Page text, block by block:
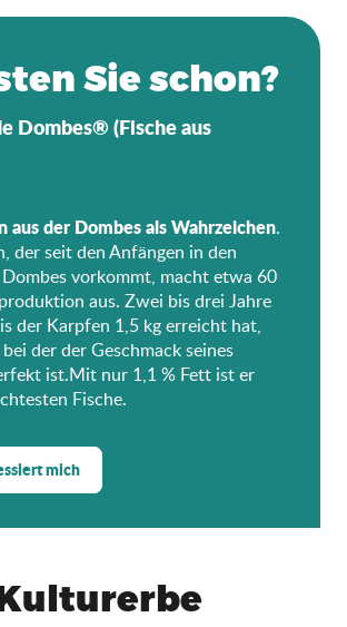
Sie schon?
Dombes® (Fische aus
aus der Dombes als Wahrzeichen.
der seit den Anfängen in den
vorkommt, macht etwa 60
aus. Zwei bis drei Jahre
der Karpfen 1,5 kg erreicht hat,
der der Geschmack seines
ist.Mit nur 1,1 % Fett ist er
Fische.
mich